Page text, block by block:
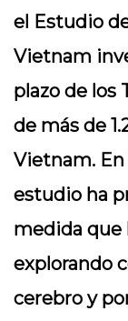
el Estudio
Vietnam
plazo de los
de más de
Vietnam. En
estudio ha
medida que
explorando
cerebro y